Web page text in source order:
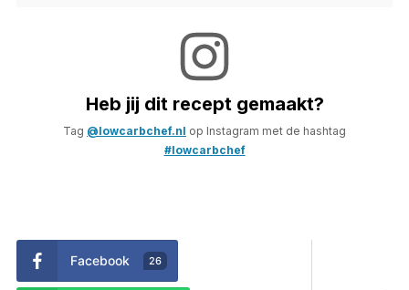
Heb jij dit recept gemaakt?
Tag @lowcarbchef.nl op Instagram met de hashtag
#lowcarbchef
Facebook 26